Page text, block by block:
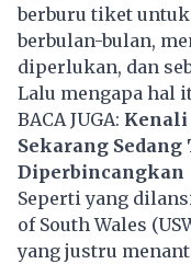
berburu tiket
berbulan-bulan,
diperlukan, dan
Lalu mengapa hal
BACA JUGA: Kenali
Sekarang Sedang
Diperbincangkan
Seperti yang
of South Wales
yang justru